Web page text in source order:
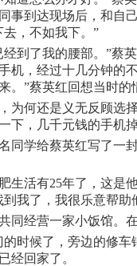
事到达现场后，和自
，不如我下。”
了我的腰部。”蔡英
机，经过十几分钟的
。”蔡英红回想当时的
何还是义无反顾选择
下，几千元钱的手机
学给蔡英红写了一封
活有25年了，这是
我了，我很乐意帮
经营一家小饭馆。
候了，旁边的修车
经回家了。